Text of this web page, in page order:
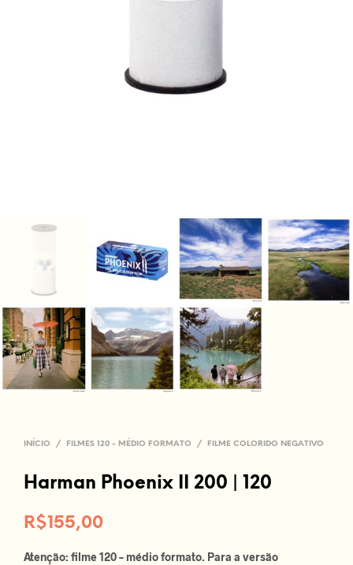
INÍCIO / FILMES 120 - MÉDIO FORMATO / FILME COLORIDO NEGATIVO
Harman Phoenix II 200 | 120
R$155,00
Atenção: filme 120 – médio formato. Para a versão